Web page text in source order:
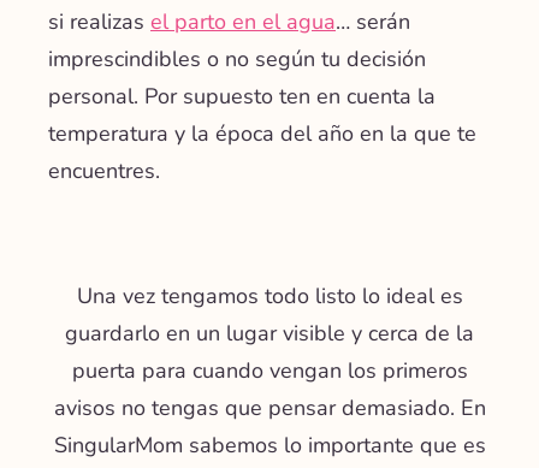
si realizas el parto en el agua… serán
imprescindibles o no según tu decisión
personal. Por supuesto ten en cuenta la
temperatura y la época del año en la que te
encuentres.
Una vez tengamos todo listo lo ideal es
guardarlo en un lugar visible y cerca de la
puerta para cuando vengan los primeros
avisos no tengas que pensar demasiado. En
SingularMom sabemos lo importante que es